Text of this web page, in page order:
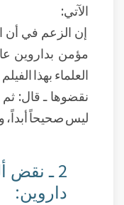
الآتي:
إن الزعم في أن
مؤمن بداروين
العلماء بهذا
نقضوها ـ قال:
ليس صحيحاً أبداً،
2 ـ نقض
داروين: